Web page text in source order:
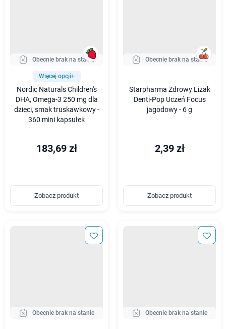
Obecnie brak na stanie
Więcej opcji+
Nordic Naturals Children's
DHA, Omega-3 250 mg dla
dzieci, smak truskawkowy -
360 mini kapsułek
183,69 zł
Zobacz produkt
Obecnie brak na stanie
Starpharma Zdrowy Lizak
Denti-Pop Uczeń Focus
jagodowy - 6 g
2,39 zł
Zobacz produkt
Obecnie brak na stanie Obecnie brak na stanie